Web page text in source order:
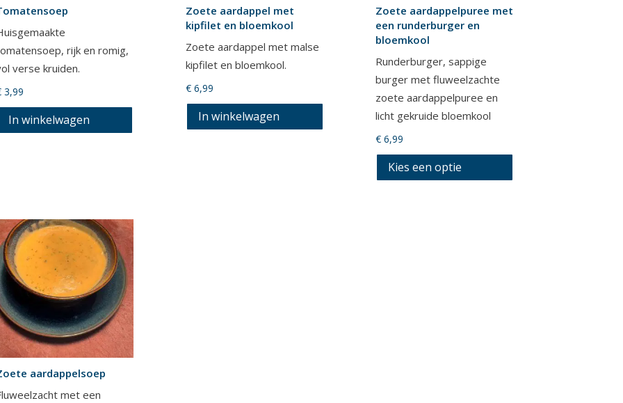
op
de
productpagina
rijk en romig,
verse kruiden.
3,99
In winkelwagen
Zoete aardappel met
kipfilet en bloemkool
Zoete aardappel met malse
kipfilet en bloemkool.
€ 6,99
In winkelwagen
Zoete aardappelpuree met
een runderburger en
bloemkool
Runderburger, sappige
burger met fluweelzachte
zoete aardappelpuree en
licht gekruide bloemkool
€ 6,99
Kies een optie
aardappelsoep
met een